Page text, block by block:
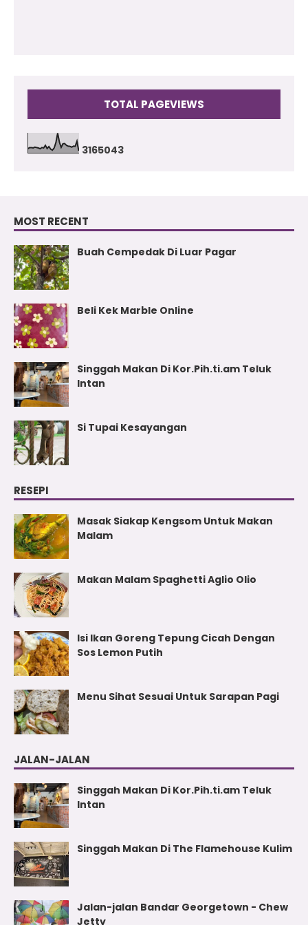
TOTAL PAGEVIEWS
3165043
MOST RECENT
Buah Cempedak Di Luar Pagar
Beli Kek Marble Online
Singgah Makan Di Kor.Pih.ti.am Teluk
Intan
Si Tupai Kesayangan
RESEPI
Masak Siakap Kengsom Untuk Makan
Malam
Makan Malam Spaghetti Aglio Olio
Isi Ikan Goreng Tepung Cicah Dengan
Sos Lemon Putih
Menu Sihat Sesuai Untuk Sarapan Pagi
JALAN-JALAN
Singgah Makan Di Kor.Pih.ti.am Teluk
Intan
Singgah Makan Di The Flamehouse Kulim
Jalan-jalan Bandar Georgetown - Chew
Jetty